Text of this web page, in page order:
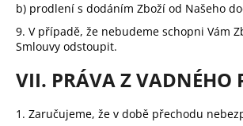
b) prodlení s dodáním Zboží od Našeho
9. V případě, že nebudeme schopni Vám
Smlouvy odstoupit.
VII. PRÁVA Z VADNÉHO
1. Zaručujeme, že v době přechodu